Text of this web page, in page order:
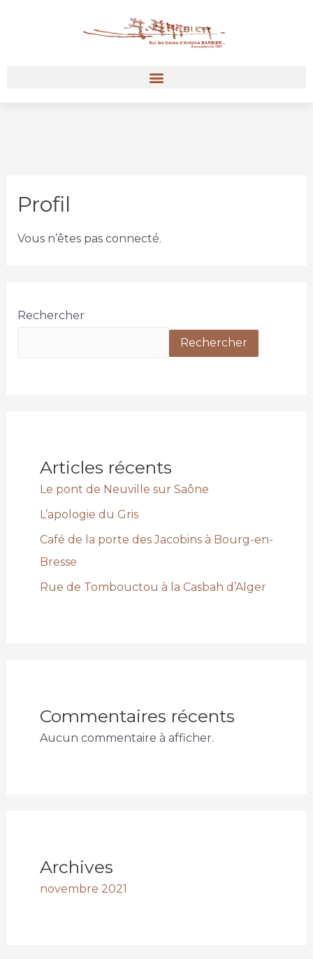
Profil
Vous n’êtes pas connecté.
Rechercher
Rechercher
Articles récents
Le pont de Neuville sur Saône
L’apologie du Gris
Café de la porte des Jacobins à Bourg-en-
Bresse
Rue de Tombouctou à la Casbah d’Alger
Commentaires récents
Aucun commentaire à afficher.
Archives
novembre 2021